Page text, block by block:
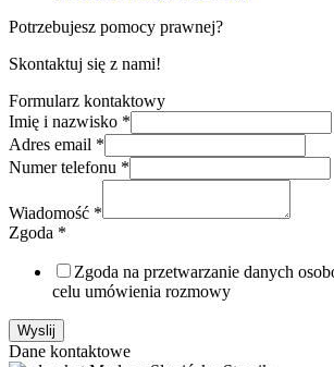
Potrzebujesz pomocy prawnej?
Skontaktuj się z nami!
Formularz kontaktowy
Imię i nazwisko *
Adres email *
Numer telefonu *
Wiadomość *
Zgoda *
Zgoda na przetwarzanie danych
celu umówienia rozmowy
Wyslij
Dane kontaktowe